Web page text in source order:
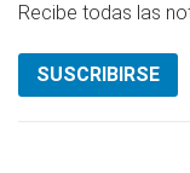
Recibe todas las
SUSCRIBIRSE